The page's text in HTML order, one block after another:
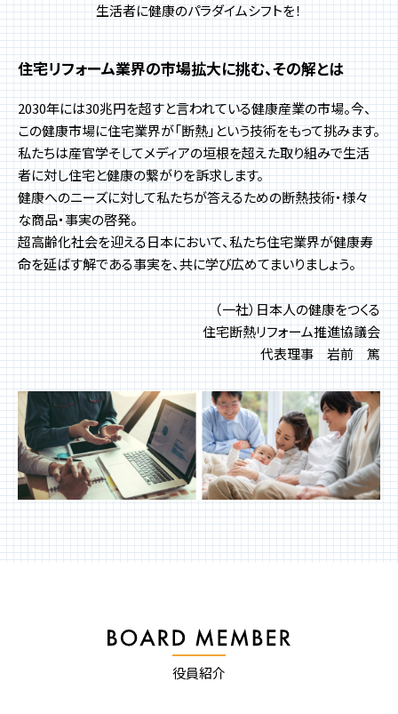
生活者に健康のパラダイムシフトを！
住宅リフォーム業界の市場拡大に挑む、その解とは
2030年には30兆円を超すと言われている健康産業の市場。今、
この健康市場に住宅業界が「断熱」という技術をもって挑みます。
私たちは産官学そしてメディアの垣根を超えた取り組みで生活
者に対し住宅と健康の繋がりを訴求します。
健康へのニーズに対して私たちが答えるための断熱技術・様々
な商品・事実の啓発。
超高齢化社会を迎える日本において、私たち住宅業界が健康寿
命を延ばす解である事実を、共に学び広めてまいりましょう。
（一社）日本人の健康をつくる
住宅断熱リフォーム推進協議会
代表理事 岩前 篤
役員紹介